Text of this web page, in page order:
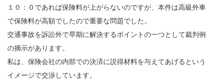
１０：０であれば保険料が上がらないのですが、本件は高級外車
で保険料が高額でしたので重要な問題でした。
交通事故を訴訟外で早期に解決するポイントの一つとして裁判例
の摘示があります。
私は、保険会社の内部での決済に説得材料を与えてあげるという
イメージで交渉しています。